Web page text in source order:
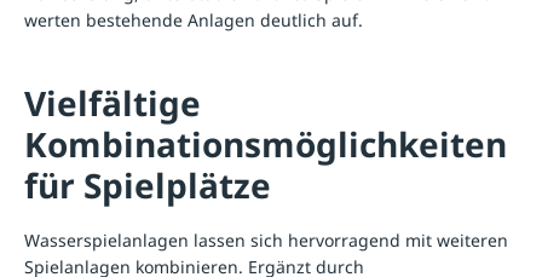
werten bestehende Anlagen deutlich auf.
Vielfältige
Kombinationsmöglichkeiten
für Spielplätze
Wasserspielanlagen lassen sich hervorragend mit weiteren
Spielanlagen kombinieren. Ergänzt durch